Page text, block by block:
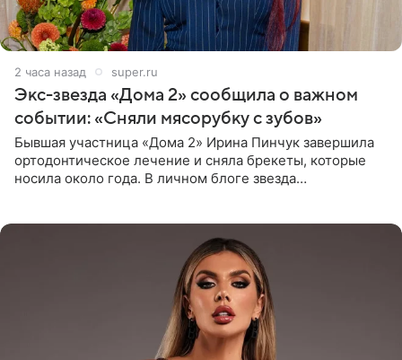
2 часа назад super.ru
Экс-звезда «Дома 2» сообщила о важном
событии: «Сняли мясорубку с зубов»
Бывшая участница «Дома 2» Ирина Пинчук завершила
ортодонтическое лечение и сняла брекеты, которые
носила около года. В личном блоге звезда